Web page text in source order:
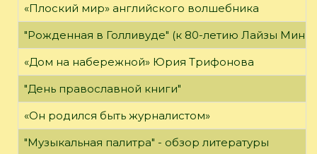
«Плоский мир» английского волшебника
"Рожденная в Голливуде" (к 80-летию Лайзы
«Дом на набережной» Юрия Трифонова
"День православной книги"
«Он родился быть журналистом»
"Музыкальная палитра" - обзор литературы